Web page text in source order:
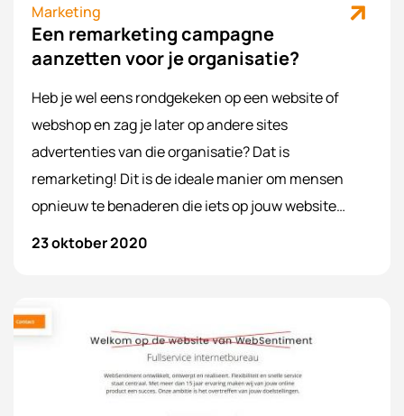
Marketing
Een remarketing campagne
aanzetten voor je organisatie?
Heb je wel eens rondgekeken op een website of
webshop en zag je later op andere sites
advertenties van die organisatie? Dat is
remarketing! Dit is de ideale manier om mensen
opnieuw te benaderen die iets op jouw website
hebben bekeken. Wat houdt remarketing in? Wat
starten? Wij vertellen het!
23 oktober 2020